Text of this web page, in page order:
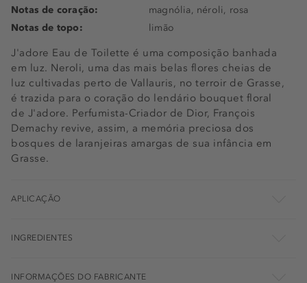
J'adore Eau de Toilette é uma composição banhada
em luz. Neroli, uma das mais belas flores cheias de
luz cultivadas perto de Vallauris, no terroir de Grasse,
é trazida para o coração do lendário bouquet floral
de J'adore. Perfumista-Criador de Dior, François
Demachy revive, assim, a memória preciosa dos
bosques de laranjeiras amargas de sua infância em
Grasse.
Notas de coração:
magnólia, néroli, rosa
Notas de topo:
limão
APLICAÇÃO
INGREDIENTES
INFORMAÇÕES DO FABRICANTE